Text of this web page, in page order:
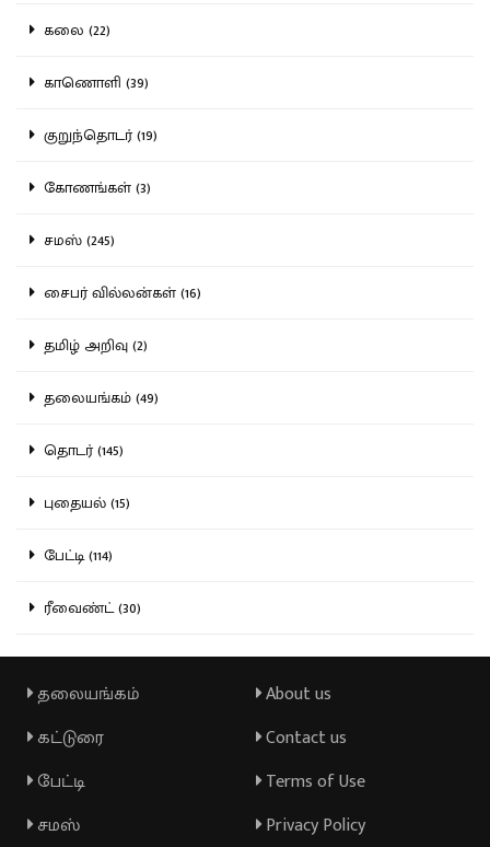
கலை (22)
காணொளி (39)
குறுந்தொடர் (19)
கோணங்கள் (3)
சமஸ் (245)
சைபர் வில்லன்கள் (16)
தமிழ் அறிவு (2)
தலையங்கம் (49)
தொடர் (145)
புதையல் (15)
பேட்டி (114)
ரீவைண்ட் (30)
தலையங்கம்
கட்டுரை
பேட்டி
சமஸ்
About us
Contact us
Terms of Use
Privacy Policy